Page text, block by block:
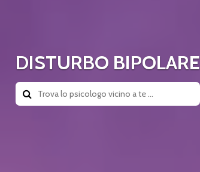
DISTURBO BIPOLARE